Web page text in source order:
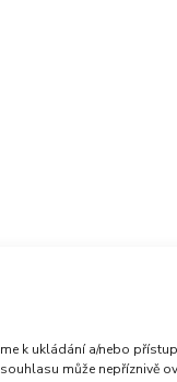
k ukládání a/nebo
může nepříznivě